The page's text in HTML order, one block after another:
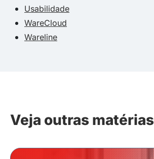
Usabilidade
WareCloud
Wareline
Veja outras matérias